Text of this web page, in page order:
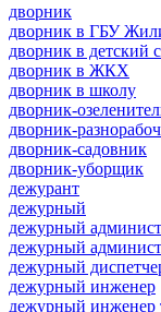
дворник
дворник в ГБУ
дворник в детский
дворник в ЖКХ
дворник в школу
дворник-
дворник-
дворник-садовник
дворник-уборщик
дежурант
дежурный
дежурный
дежурный
дежурный
дежурный инженер
дежурный инженер